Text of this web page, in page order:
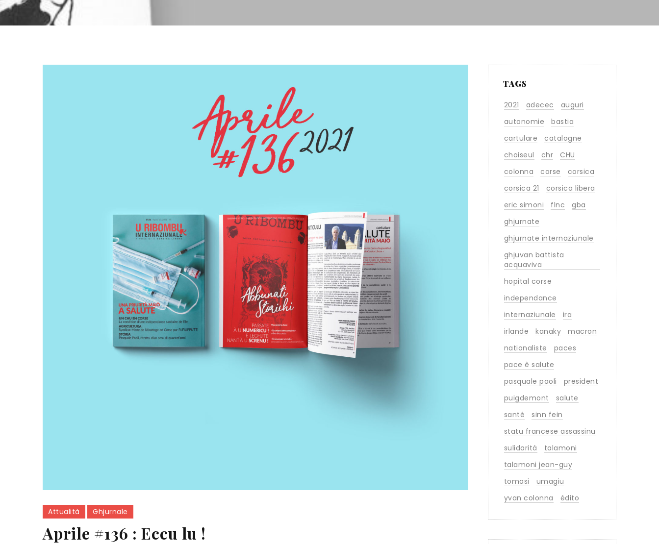
Attualità Ghjurnale
Aprile #136 : Eccu lu !
TAGS
2021 adecec
auguri
autonomie
bastia
cartulare
catalogne
choiseul
chr
CHU
colonna
corse
corsica
corsica 21
corsica libera
eric simoni
flnc
gba
ghjurnate
ghjurnate internaziunale
ghjuvan battista
acquaviva
hopital corse
independance
internaziunale
ira
irlande
kanaky
macron
nationaliste
paces
pace è salute
pasquale paoli
president
puigdemont
salute
santé
sinn fein
statu francese assassinu
sulidarità
talamoni
talamoni jean-guy
tomasi
umagiu
yvan colonna
édito